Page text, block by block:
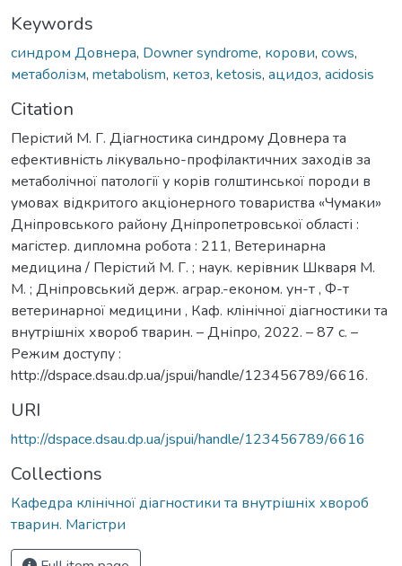
Keywords
синдром Довнера, Downer syndrome, корови, cows,
метаболізм, metabolism, кетоз, ketosis, ацидоз, acidosis
Citation
Перістий М. Г. Діагностика синдрому Довнера та
ефективність лікувально-профілактичних заходів за
метаболічної патології у корів голштинської породи в
умовах відкритого акціонерного товариства «Чумаки»
Дніпровського району Дніпропетровської області :
магістер. дипломна робота : 211, Ветеринарна
медицина / Перістий М. Г. ; наук. керівник Шкваря М.
М. ; Дніпровський держ. аграр.-економ. ун-т , Ф-т
ветеринарної медицини , Каф. клінічної діагностики та
внутрішніх хвороб тварин. – Дніпро, 2022. – 87 с. –
Режим доступу :
http://dspace.dsau.dp.ua/jspui/handle/123456789/6616.
URI
http://dspace.dsau.dp.ua/jspui/handle/123456789/6616
Collections
Кафедра клінічної діагностики та внутрішніх хвороб
тварин. Магістри